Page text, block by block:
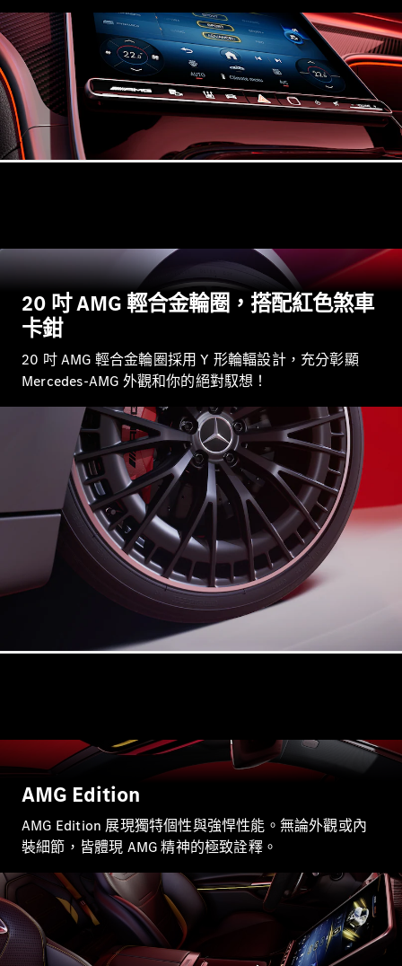
EQA
電動
EQB 電動
EQE
SUV
電動
EQS
SUV
電動
Mercedes-
Maybach
EQS SUV
電動
GLC Coupé
GLE
GLE Coupé
GLS
Maybach
GLS
G-
Class
G-Class
訂製夢想車
預約賞車
尋找賓士授
權經銷商
旅行車 / 五門獵跑
瞭解所有相
CLA
Shooting
Brake
CLA
Brake
C-Class
Estate
E-Class
Estate
20 吋 AMG 輕合金輪圈，搭配紅色煞車
卡鉗
20 吋 AMG 輕合金輪圈採用 Y 形輪輻設計，充分彰顯
Mercedes-AMG 外觀和你的絕對馭想！
AMG Edition​
AMG Edition 展現獨特個性與強悍性能。無論外觀或內
裝細節，皆體現 AMG 精神的極致詮釋。